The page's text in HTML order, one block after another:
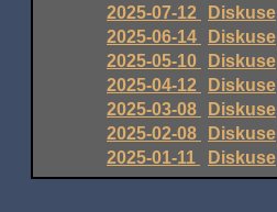
2025-07-12
Diskuse
2025-06-14
Diskuse
2025-05-10
Diskuse
2025-04-12
Diskuse
2025-03-08
Diskuse
2025-02-08
Diskuse
2025-01-11
Diskuse